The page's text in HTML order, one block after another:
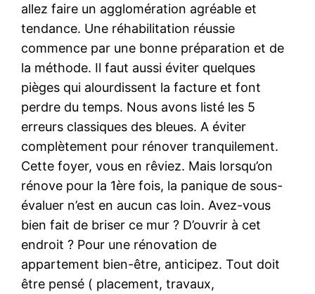
allez faire un agglomération agréable et
tendance. Une réhabilitation réussie
commence par une bonne préparation et de
la méthode. Il faut aussi éviter quelques
pièges qui alourdissent la facture et font
perdre du temps. Nous avons listé les 5
erreurs classiques des bleues. A éviter
complètement pour rénover tranquilement.
Cette foyer, vous en rêviez. Mais lorsqu’on
rénove pour la 1ère fois, la panique de sous-
évaluer n’est en aucun cas loin. Avez-vous
bien fait de briser ce mur ? D’ouvrir à cet
endroit ? Pour une rénovation de
appartement bien-être, anticipez. Tout doit
être pensé ( placement, travaux,